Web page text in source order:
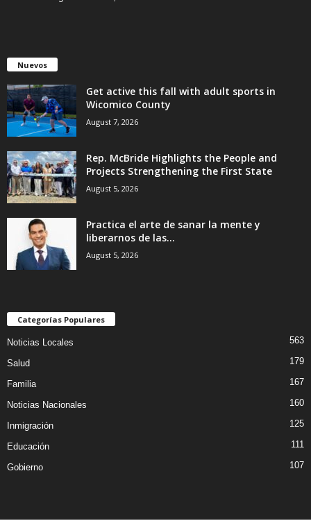
Nuevos
Get active this fall with adult sports in
Wicomico County
August 7, 2026
Rep. McBride Highlights the People and
Projects Strengthening the First State
August 5, 2026
Practica el arte de sanar la mente y
liberarnos de las...
August 5, 2026
Categorías Populares
Noticias Locales 563
Salud 179
Familia 167
Noticias Nacionales 160
Inmigración 125
Educación 111
Gobierno 107